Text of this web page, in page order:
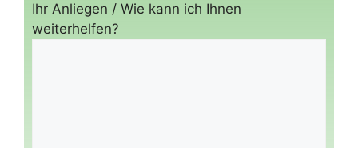
Ihr Anliegen / Wie kann ich Ihnen
weiterhelfen?